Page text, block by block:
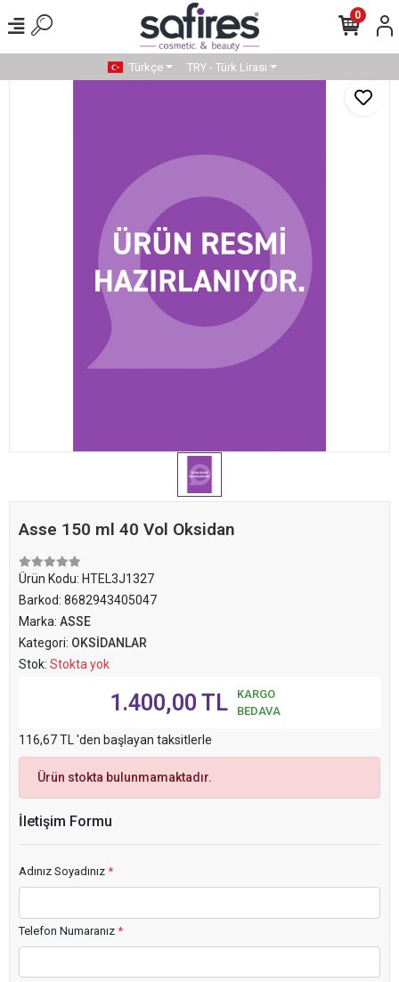
0
Türkçe TRY - Türk Lirası
Asse 150 ml 40 Vol Oksidan
Ürün Kodu: HTEL3J1327
Barkod: 8682943405047
Marka: ASSE
Kategori: OKSİDANLAR
Stok: Stokta yok
1.400,00 TL
KARGO
BEDAVA
116,67 TL 'den başlayan taksitlerle
Ürün stokta bulunmamaktadır.
İletişim Formu
Adınız Soyadınız *
Telefon Numaranız *